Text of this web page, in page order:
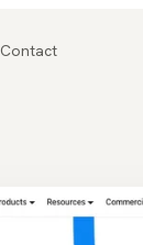
Contact